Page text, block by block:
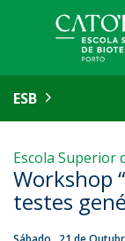
ESB
Escola Superior
Workshop
testes